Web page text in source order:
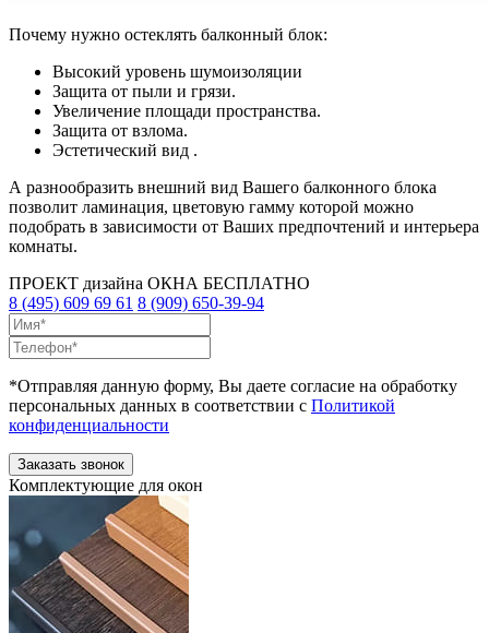
Почему нужно остеклять балконный блок:
Высокий уровень шумоизоляции
Защита от пыли и грязи.
Увеличение площади пространства.
Защита от взлома.
Эстетический вид .
А разнообразить внешний вид Вашего балконного блока
позволит ламинация, цветовую гамму которой можно
подобрать в зависимости от Ваших предпочтений и интерьера
комнаты.
ПРОЕКТ дизайна ОКНА БЕСПЛАТНО
8 (495) 609 69 61 8 (909) 650-39-94
*Отправляя данную форму, Вы даете согласие на обработку
персональных данных в соответствии с Политикой
конфиденциальности
Комплектующие для окон